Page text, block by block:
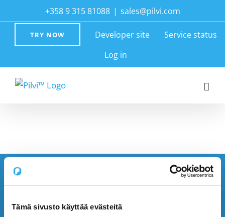
Tämä sivusto käyttää evästeitä
to
+358 9 315 81088 | sales@pilvi.com
TRY NOW Developer site
Service status
Log in